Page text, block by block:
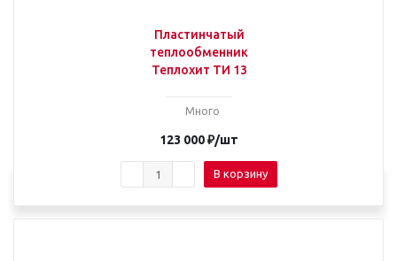
Пластинчатый
теплообменник
Теплохит ТИ 13
Много
123 000₽/шт
В корзину